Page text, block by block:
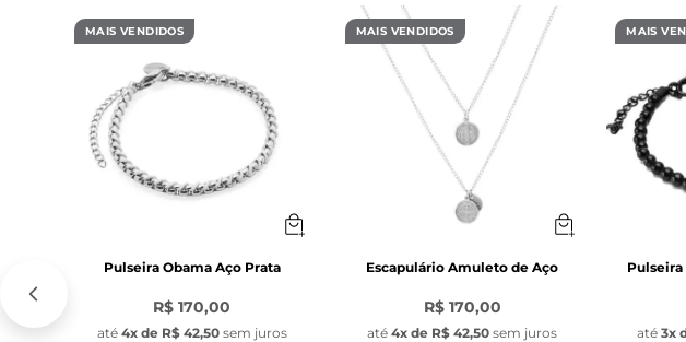
MAIS VENDIDOS
Pulseira Obama Aço Prata
R$ 170,00
até 4x de R$ 42,50 sem juros
MAIS VENDIDOS
Escapulário Amuleto de Aço
R$ 170,00
até 4x de R$ 42,50 sem juros
MAIS
Pulseira
até 3x